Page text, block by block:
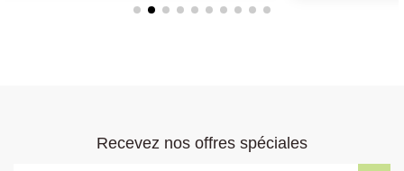
Recevez nos offres spéciales